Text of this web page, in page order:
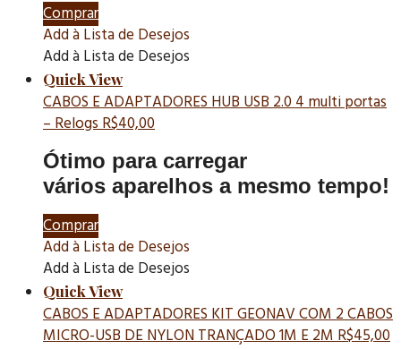
Comprar
Add à Lista de Desejos
Add à Lista de Desejos
Quick View
CABOS E ADAPTADORESHUB USB 2.0 4 multi portas
– RelogsR$40,00
Ótimo para carregar
vários aparelhos a mesmo tempo!
Comprar
Add à Lista de Desejos
Add à Lista de Desejos
Quick View
CABOS E ADAPTADORESKIT GEONAV COM 2 CABOS
MICRO-USB DE NYLON TRANÇADO 1M E 2MR$45,00